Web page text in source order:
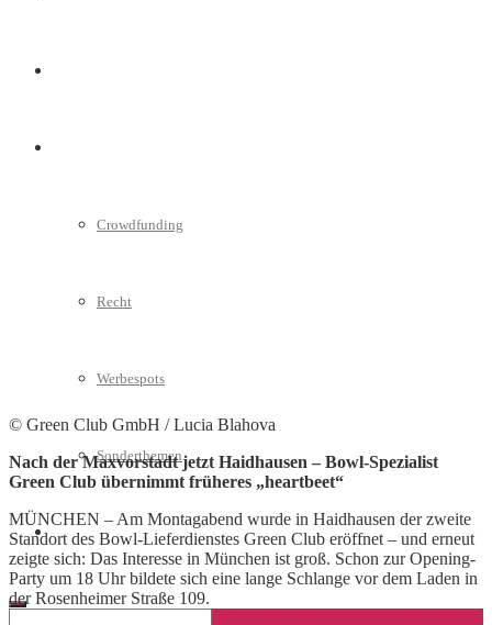
Crowdfunding
Recht
Werbespots
Sonderthemen
Geschäftskonto eröffnen
© Green Club GmbH / Lucia Blahova
Nach der Maxvorstadt jetzt Haidhausen – Bowl-Spezialist
Green Club übernimmt früheres „heartbeet“
MÜNCHEN – Am Montagabend wurde in Haidhausen der zweite
Standort des Bowl-Lieferdienstes Green Club eröffnet – und erneut
zeigte sich: Das Interesse in München ist groß. Schon zur Opening-
Party um 18 Uhr bildete sich eine lange Schlange vor dem Laden in
der Rosenheimer Straße 109.